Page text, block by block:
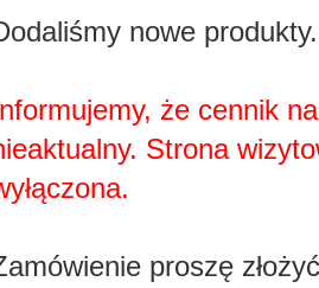
nowe
że cennik
Strona
proszę